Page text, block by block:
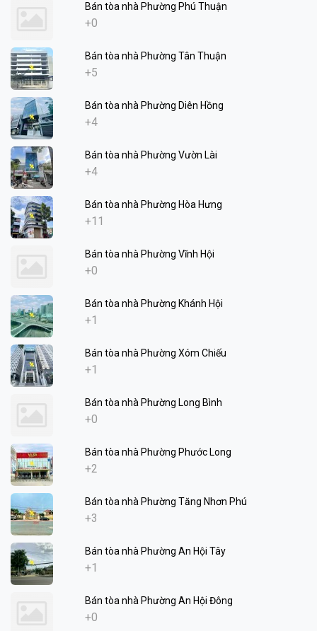
Bán tòa nhà Phường Phú Thuận
+0
Bán tòa nhà Phường Tân Thuận
+5
Bán tòa nhà Phường Diên Hồng
+4
Bán tòa nhà Phường Vườn Lài
+4
Bán tòa nhà Phường Hòa Hưng
+11
Bán tòa nhà Phường Vĩnh Hội
+0
Bán tòa nhà Phường Khánh Hội
+1
Bán tòa nhà Phường Xóm Chiếu
+1
Bán tòa nhà Phường Long Bình
+0
Bán tòa nhà Phường Phước Long
+2
Bán tòa nhà Phường Tăng Nhơn Phú
+3
Bán tòa nhà Phường An Hội Tây
+1
Bán tòa nhà Phường An Hội Đông
+0